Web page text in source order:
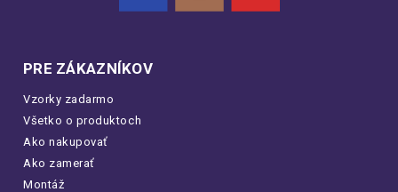
PRE ZÁKAZNÍKOV
Vzorky zadarmo
Všetko o produktoch
Ako nakupovať
Ako zamerať
Montáž